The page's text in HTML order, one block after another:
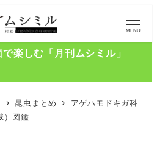
MENU
楽しむ「月刊ムシミル」
昆虫まとめ
アゲハモドキガ科
）図鑑